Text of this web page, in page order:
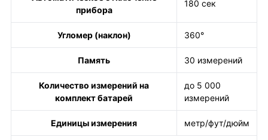
прибора
180 сек
Угломер (наклон) 360°
Память 30 измерений
Количество измерений на
комплект батарей
до 5 000
измерений
Единицы измерения метр/фут/дюйм